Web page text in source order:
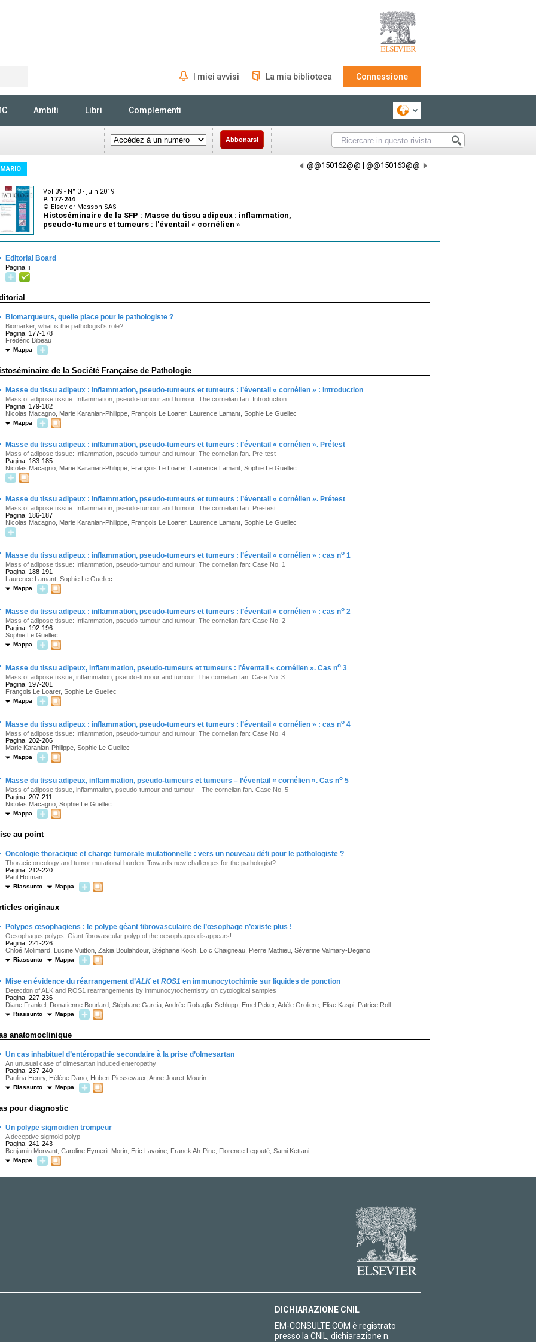
I miei avvisi La mia biblioteca Connessione
Ambiti Libri Complementi
Abbonarsi
@@150162@@ | @@150163@@
Vol 39 - N° 3 - juin 2019
P. 177-244
© Elsevier Masson SAS
Histoséminaire de la SFP : Masse du tissu adipeux : inflammation,
pseudo-tumeurs et tumeurs : l'éventail « cornélien »
Editorial Board
Pagina :i
Biomarqueurs, quelle place pour le pathologiste ?
Biomarker, what is the pathologist's role?
Pagina :177-178
Frédéric Bibeau
Mappa
de la Société Française de Pathologie
Masse du tissu adipeux : inflammation, pseudo-tumeurs et tumeurs : l’éventail « cornélien » : introduction
Mass of adipose tissue: Inflammation, pseudo-tumour and tumour: The cornelian fan: Introduction
Pagina :179-182
Nicolas Macagno, Marie Karanian-Philippe, François Le Loarer, Laurence Lamant, Sophie Le Guellec
Mappa
Masse du tissu adipeux : inflammation, pseudo-tumeurs et tumeurs : l’éventail « cornélien ». Prétest
Mass of adipose tissue: Inflammation, pseudo-tumour and tumour: The cornelian fan. Pre-test
Pagina :183-185
Nicolas Macagno, Marie Karanian-Philippe, François Le Loarer, Laurence Lamant, Sophie Le Guellec
Masse du tissu adipeux : inflammation, pseudo-tumeurs et tumeurs : l’éventail « cornélien ». Prétest
Mass of adipose tissue: Inflammation, pseudo-tumour and tumour: The cornelian fan. Pre-test
Pagina :186-187
Nicolas Macagno, Marie Karanian-Philippe, François Le Loarer, Laurence Lamant, Sophie Le Guellec
Masse du tissu adipeux : inflammation, pseudo-tumeurs et tumeurs : l’éventail « cornélien » : cas no 1
Mass of adipose tissue: Inflammation, pseudo-tumour and tumour: The cornelian fan: Case No. 1
Pagina :188-191
Laurence Lamant, Sophie Le Guellec
Mappa
Masse du tissu adipeux : inflammation, pseudo-tumeurs et tumeurs : l’éventail « cornélien » : cas no 2
Mass of adipose tissue: Inflammation, pseudo-tumour and tumour: The cornelian fan: Case No. 2
Pagina :192-196
Sophie Le Guellec
Mappa
Masse du tissu adipeux, inflammation, pseudo-tumeurs et tumeurs : l’éventail « cornélien ». Cas no 3
Mass of adipose tissue, inflammation, pseudo-tumour and tumour: The cornelian fan. Case No. 3
Pagina :197-201
François Le Loarer, Sophie Le Guellec
Mappa
Masse du tissu adipeux : inflammation, pseudo-tumeurs et tumeurs : l’éventail « cornélien » : cas no 4
Mass of adipose tissue: Inflammation, pseudo-tumour and tumour: The cornelian fan: Case No. 4
Pagina :202-206
Marie Karanian-Philippe, Sophie Le Guellec
Mappa
Masse du tissu adipeux, inflammation, pseudo-tumeurs et tumeurs – l’éventail « cornélien ». Cas no 5
Mass of adipose tissue, inflammation, pseudo-tumour and tumour – The cornelian fan. Case No. 5
Pagina :207-211
Nicolas Macagno, Sophie Le Guellec
Mappa
au point
Oncologie thoracique et charge tumorale mutationnelle : vers un nouveau défi pour le pathologiste ?
Thoracic oncology and tumor mutational burden: Towards new challenges for the pathologist?
Pagina :212-220
Paul Hofman
Riassunto Mappa
originaux
Polypes œsophagiens : le polype géant fibrovasculaire de l’œsophage n’existe plus !
Oesophagus polyps: Giant fibrovascular polyp of the oesophagus disappears!
Pagina :221-226
Chloé Molimard, Lucine Vuitton, Zakia Boulahdour, Stéphane Koch, Loïc Chaigneau, Pierre Mathieu, Séverine Valmary-Degano
Riassunto Mappa
Mise en évidence du réarrangement d’ALK et ROS1 en immunocytochimie sur liquides de ponction
Detection of ALK and ROS1 rearrangements by immunocytochemistry on cytological samples
Pagina :227-236
Diane Frankel, Donatienne Bourlard, Stéphane Garcia, Andrée Robaglia-Schlupp, Emel Peker, Adèle Groliere, Elise Kaspi, Patrice Roll
Riassunto Mappa
anatomoclinique
Un cas inhabituel d’entéropathie secondaire à la prise d’olmesartan
An unusual case of olmesartan induced enteropathy
Pagina :237-240
Paulina Henry, Hélène Dano, Hubert Piessevaux, Anne Jouret-Mourin
Riassunto Mappa
pour diagnostic
Un polype sigmoïdien trompeur
A deceptive sigmoid polyp
Pagina :241-243
Benjamin Morvant, Caroline Eymerit-Morin, Eric Lavoine, Franck Ah-Pine, Florence Legouté, Sami Kettani
Mappa
DICHIARAZIONE CNIL
EM-CONSULTE.COM è registrato
presso la CNIL, dichiarazione n.